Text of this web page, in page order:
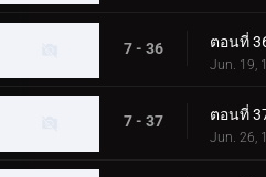
7 - 36
Jun. 19,
7 - 37
Jun. 26,